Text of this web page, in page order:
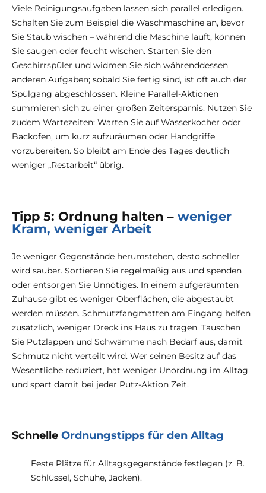
Viele Reinigungsaufgaben lassen sich parallel erledigen.
Schalten Sie zum Beispiel die Waschmaschine an, bevor
Sie Staub wischen – während die Maschine läuft, können
Sie saugen oder feucht wischen. Starten Sie den
Geschirrspüler und widmen Sie sich währenddessen
anderen Aufgaben; sobald Sie fertig sind, ist oft auch der
Spülgang abgeschlossen. Kleine Parallel-Aktionen
summieren sich zu einer großen Zeitersparnis. Nutzen Sie
zudem Wartezeiten: Warten Sie auf Wasserkocher oder
Backofen, um kurz aufzuräumen oder Handgriffe
vorzubereiten. So bleibt am Ende des Tages deutlich
weniger „Restarbeit“ übrig.
Tipp 5: Ordnung halten – weniger
Kram, weniger Arbeit
Je weniger Gegenstände herumstehen, desto schneller
wird sauber. Sortieren Sie regelmäßig aus und spenden
oder entsorgen Sie Unnötiges. In einem aufgeräumten
Zuhause gibt es weniger Oberflächen, die abgestaubt
werden müssen. Schmutzfangmatten am Eingang helfen
zusätzlich, weniger Dreck ins Haus zu tragen. Tauschen
Sie Putzlappen und Schwämme nach Bedarf aus, damit
Schmutz nicht verteilt wird. Wer seinen Besitz auf das
Wesentliche reduziert, hat weniger Unordnung im Alltag
und spart damit bei jeder Putz-Aktion Zeit.
Schnelle Ordnungstipps für den Alltag
Feste Plätze für Alltagsgegenstände festlegen (z. B.
Schlüssel, Schuhe, Jacken).